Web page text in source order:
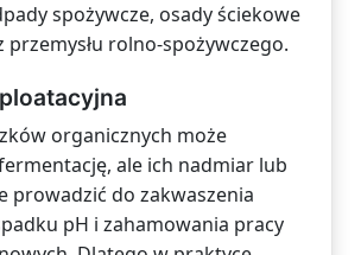
spożywcze, osady ściekowe
przemysłu rolno-spożywczego.
organicznych może
ale ich nadmiar lub
prowadzić do zakwaszenia
pH i zahamowania pracy